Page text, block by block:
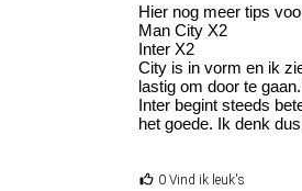
Hier nog meer tips
Man City X2
Inter X2
City is in vorm en ik
lastig om door te
Inter begint steeds
het goede. Ik denk
0 Vind ik leuk's